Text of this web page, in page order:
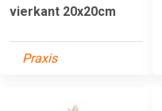
vierkant 20x20cm
Praxis